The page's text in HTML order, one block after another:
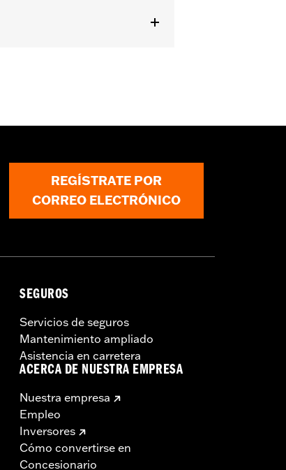
al concesionario para
REGÍSTRATE POR
CORREO ELECTRÓNICO
SEGUROS
Servicios de seguros
Mantenimiento ampliado
Asistencia en carretera
ACERCA DE NUESTRA EMPRESA
Nuestra empresa
Empleo
Inversores
Cómo convertirse en
Concesionario